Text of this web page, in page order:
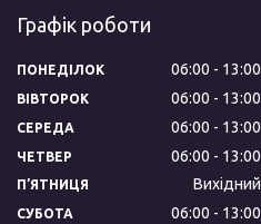
Графік роботи
ПОНЕДІЛОК 06:00 13:00
ВІВТОРОК 06:00 13:00
СЕРЕДА 06:00 13:00
ЧЕТВЕР 06:00 13:00
ПʼЯТНИЦЯ Вихідний
СУБОТА 06:00 13:00